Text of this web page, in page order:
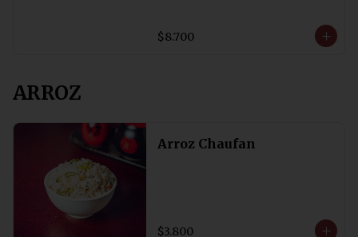
$8.700
ARROZ
Arroz Chaufan
$3.800